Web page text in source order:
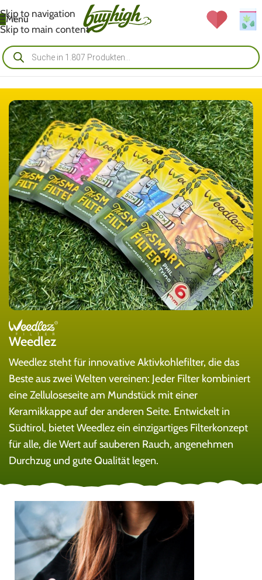
Skip to navigation
Skip to main content
Menü
Weedlez
Weedlez steht für innovative Aktivkohlefilter, die das
Beste aus zwei Welten vereinen: Jeder Filter kombiniert
eine Zelluloseseite am Mundstück mit einer
Keramikkappe auf der anderen Seite. Entwickelt in
Südtirol, bietet Weedlez ein einzigartiges Filterkonzept
für alle, die Wert auf sauberen Rauch, angenehmen
Durchzug und gute Qualität legen.